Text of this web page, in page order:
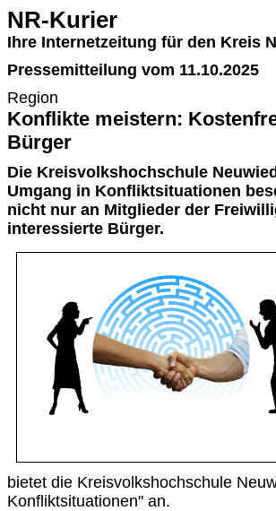
NR-Kurier
Ihre Internetzeitung für den Kreis
Pressemitteilung vom 11.10.2025
Region
Konflikte meistern:
Bürger
Die Kreisvolkshochschule
Umgang in Konfliktsituationen
nicht nur an Mitglieder der
interessierte Bürger.
bietet die Kreisvolkshochschule
Konfliktsituationen" an.